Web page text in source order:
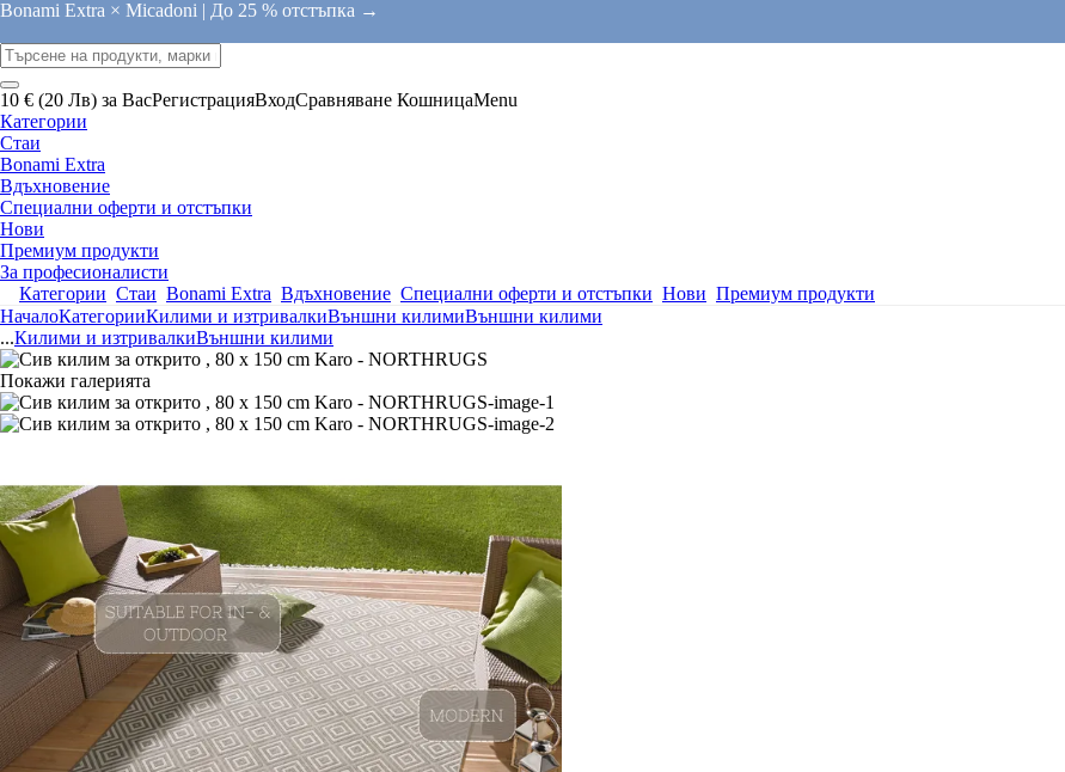
Bonami Extra × Micadoni | До 25 % отстъпка →
10 € (20 Лв) за ВасРегистрацияВходСравняване КошницаMenu
Категории
Стаи
Bonami Extra
Вдъхновение
Специални оферти и отстъпки
Нови
Премиум продукти
За професионалисти
Категории Стаи Bonami Extra Вдъхновение Специални оферти и отстъпки Нови Премиум продукти
НачалоКатегорииКилими и изтривалкиВъншни килимиВъншни килими
...Килими и изтривалкиВъншни килими
Покажи галерията